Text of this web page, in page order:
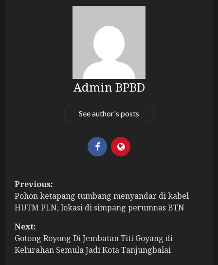
Admin BPBD
See author's posts
P
o
s
t
Previous:
Pohon ketapang tumbang menyandar di kabel
HUTM PLN, lokasi di simpang perumnas BTN
Next:
Gotong Royong Di Jembatan Titi Goyang di
Kelurahan Semula Jadi Kota Tanjungbalai